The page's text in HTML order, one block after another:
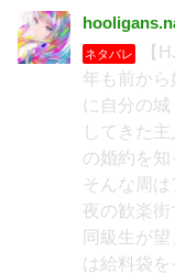
ネタバレ
【
年も前か
に自分の
してきた
の婚約を
そんな周
夜の歓楽
同級生が
は給料袋